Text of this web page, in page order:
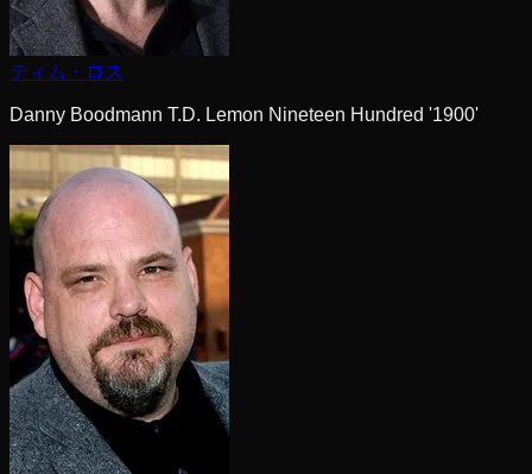
ティム・ロス
Danny Boodmann T.D. Lemon Nineteen Hundred '1900'